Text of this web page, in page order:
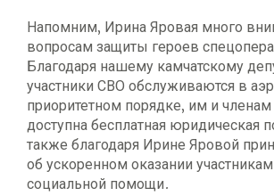
Напомним, Ирина Яровая много
вопросам защиты героев
Благодаря нашему камчатскому
участники СВО обслуживаются в
приоритетном порядке, им и
доступна бесплатная юридическая
также благодаря Ирине Яровой
об ускоренном оказании
социальной помощи.